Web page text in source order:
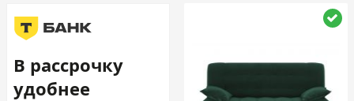
В рассрочку
удобнее